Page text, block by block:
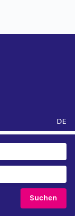
DE
Suchen